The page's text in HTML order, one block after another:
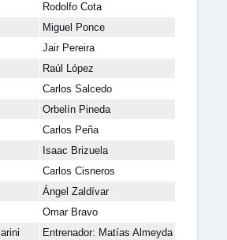
Rodolfo Cota
Miguel Ponce
Jair Pereira
Raúl López
Carlos Salcedo
Orbelín Pineda
Carlos Peña
Isaac Brizuela
Carlos Cisneros
Ángel Zaldívar
Omar Bravo
Entrenador: Matías Almeyda